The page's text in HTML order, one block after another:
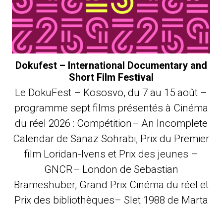
Dokufest – International Documentary and
Short Film Festival
Le DokuFest – Kososvo, du 7 au 15 août –
programme sept films présentés à Cinéma
du réel 2026 : Compétition– An Incomplete
Calendar de Sanaz Sohrabi, Prix du Premier
film Loridan-Ivens et Prix des jeunes –
GNCR– London de Sebastian
Brameshuber, Grand Prix Cinéma du réel et
Prix des bibliothèques– Slet 1988 de Marta